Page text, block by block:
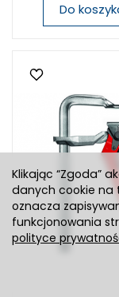
Do
Klikając “Zgoda”
danych cookie na
oznacza
funkcjonowania
polityce